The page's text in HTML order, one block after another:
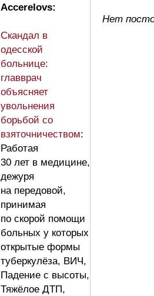
Accerelovs:
Скандал в
одесской
больнице:
главврач
объясняет
увольнения
борьбой со
взяточничеством:
Работая
30 лет в медицине,
дежуря
на передовой,
принимая
по скорой помощи
больных у которых
открытые формы
туберкулёза, ВИЧ,
Падение с высоты,
Тяжёлое ДТП,
Нет